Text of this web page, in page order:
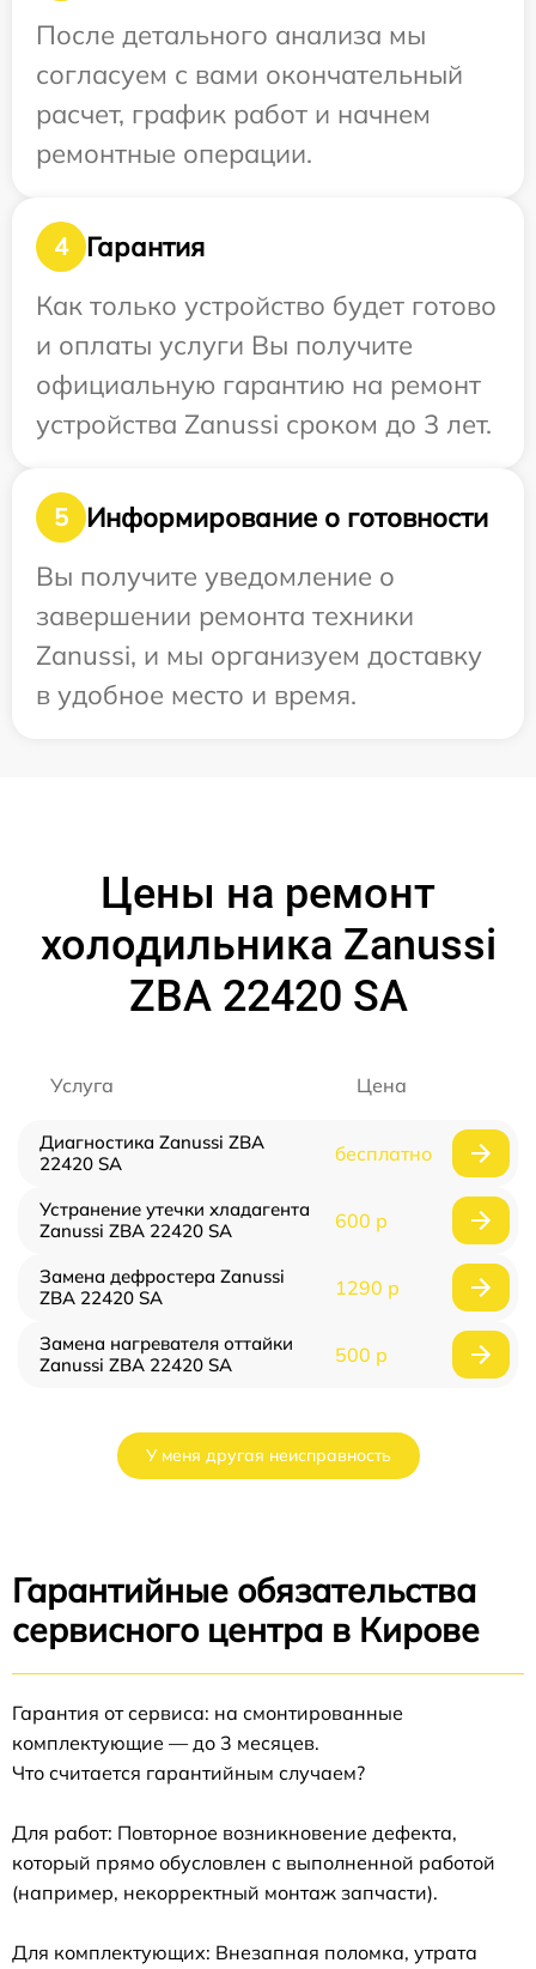
После детального анализа мы
согласуем с вами окончательный
расчет, график работ и начнем
ремонтные операции.
4
Гарантия
Как только устройство будет готово
и оплаты услуги Вы получите
официальную гарантию на ремонт
устройства Zanussi сроком до 3 лет.
5
Информирование о готовности
Вы получите уведомление о
завершении ремонта техники
Zanussi, и мы организуем доставку
в удобное место и время.
Цены на ремонт
холодильника Zanussi
ZBA 22420 SA
Услуга Цена
Диагностика Zanussi ZBA
22420 SA
бесплатно
Устранение утечки хладагента
Zanussi ZBA 22420 SA
600 р
Замена дефростера Zanussi
ZBA 22420 SA
1290 р
Замена нагревателя оттайки
Zanussi ZBA 22420 SA
500 р
У меня другая неисправность
Гарантийные обязательства
сервисного центра в Кирове
Гарантия от сервиса: на смонтированные
комплектующие — до 3 месяцев.
Что считается гарантийным случаем?
Для работ: Повторное возникновение дефекта,
который прямо обусловлен с выполненной работой
(например, некорректный монтаж запчасти).
Для комплектующих: Внезапная поломка, утрата